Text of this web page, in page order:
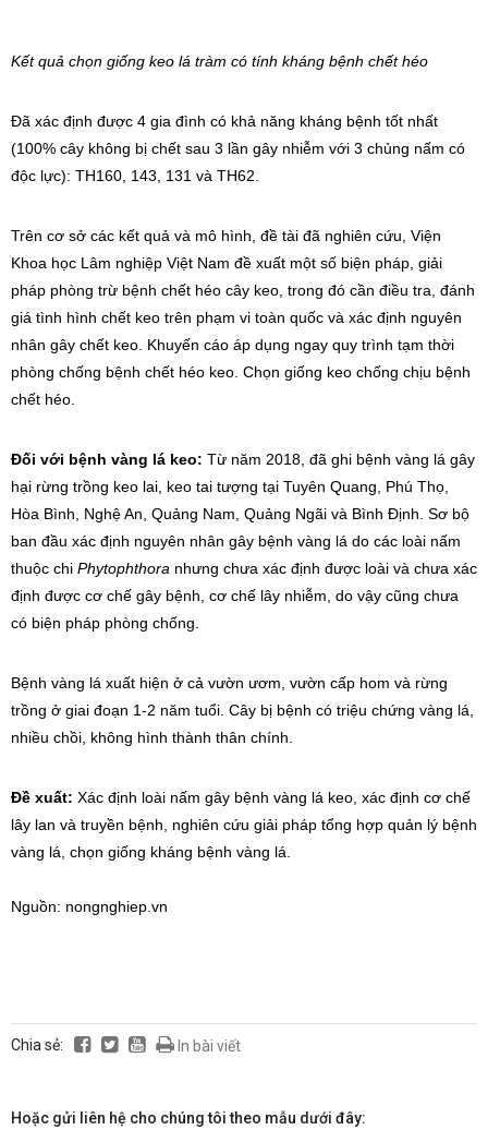
Kết quả chọn giống keo lá tràm có tính kháng bệnh chết héo
Đã xác định được 4 gia đình có khả năng kháng bệnh tốt nhất
(100% cây không bị chết sau 3 lần gây nhiễm với 3 chủng nấm có
độc lực): TH160, 143, 131 và TH62.
Trên cơ sở các kết quả và mô hình, đề tài đã nghiên cứu, Viện
Khoa học Lâm nghiệp Việt Nam đề xuất một số biện pháp, giải
pháp phòng trừ bệnh chết héo cây keo, trong đó cần điều tra, đánh
giá tình hình chết keo trên phạm vi toàn quốc và xác định nguyên
nhân gây chết keo. Khuyến cáo áp dụng ngay quy trình tạm thời
phòng chống bệnh chết héo keo. Chọn giống keo chống chịu bệnh
chết héo.
Đối với bệnh vàng lá keo: Từ năm 2018, đã ghi bệnh vàng lá gây
hại rừng trồng keo lai, keo tai tượng tại Tuyên Quang, Phú Thọ,
Hòa Bình, Nghệ An, Quảng Nam, Quảng Ngãi và Bình Định. Sơ bộ
ban đầu xác định nguyên nhân gây bệnh vàng lá do các loài nấm
thuộc chi Phytophthora nhưng chưa xác định được loài và chưa xác
định được cơ chế gây bệnh, cơ chế lây nhiễm, do vậy cũng chưa
có biện pháp phòng chống.
Bệnh vàng lá xuất hiện ở cả vườn ươm, vườn cấp hom và rừng
trồng ở giai đoạn 1-2 năm tuổi. Cây bị bệnh có triệu chứng vàng lá,
nhiều chồi, không hình thành thân chính.
Đề xuất: Xác định loài nấm gây bệnh vàng lá keo, xác định cơ chế
lây lan và truyền bệnh, nghiên cứu giải pháp tổng hợp quản lý bệnh
vàng lá, chọn giống kháng bệnh vàng lá.
Nguồn: nongnghiep.vn
Chia sẻ: In bài viết
Hoặc gửi liên hệ cho chúng tôi theo mẫu dưới đây: